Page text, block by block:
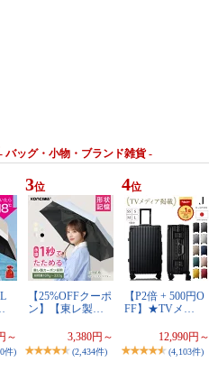
- バッグ・小物・ブランド雑貨 -
～
件)
3位
【25%OFFクーポ
ン】【東レ製…
3,380円～
(2,434件)
4位
【P2倍 + 500円O
FF】★TVメ…
12,990円～
(4,103件)